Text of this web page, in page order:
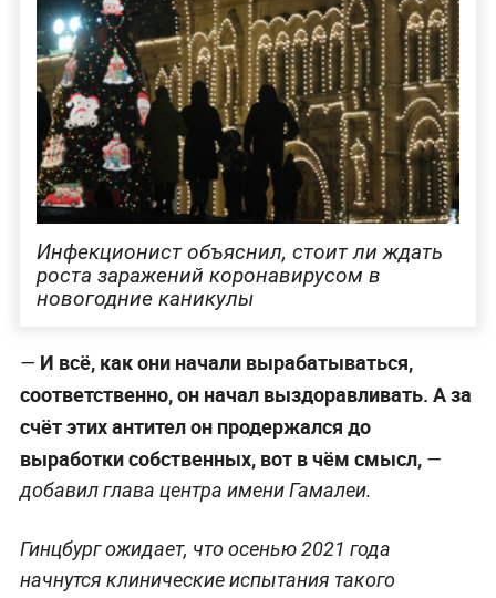
Инфекционист объяснил, стоит ли ждать
роста заражений коронавирусом в
новогодние каникулы
— И всё, как они начали вырабатываться,
соответственно, он начал выздоравливать. А за
счёт этих антител он продержался до
выработки собственных, вот в чём смысл, —
добавил глава центра имени Гамалеи.
Гинцбург ожидает, что осенью 2021 года
начнутся клинические испытания такого